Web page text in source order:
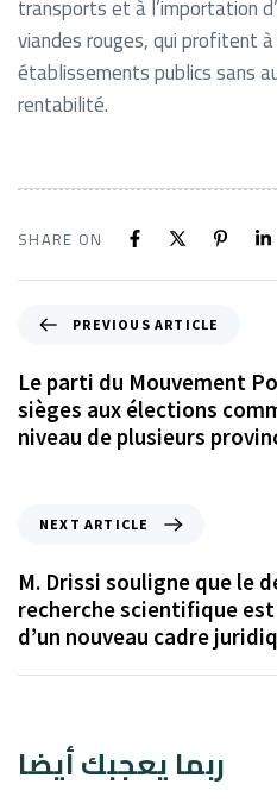
transports et à l’importation
viandes rouges, qui profitent
établissements publics sans
rentabilité.
SHARE ON
PREVIOUS ARTICLE
Le parti du Mouvement
sièges aux élections
niveau de plusieurs
NEXT ARTICLE
M. Drissi souligne que le
recherche scientifique
d’un nouveau cadre
ربما يعجبك أيضا